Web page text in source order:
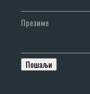
Презиме